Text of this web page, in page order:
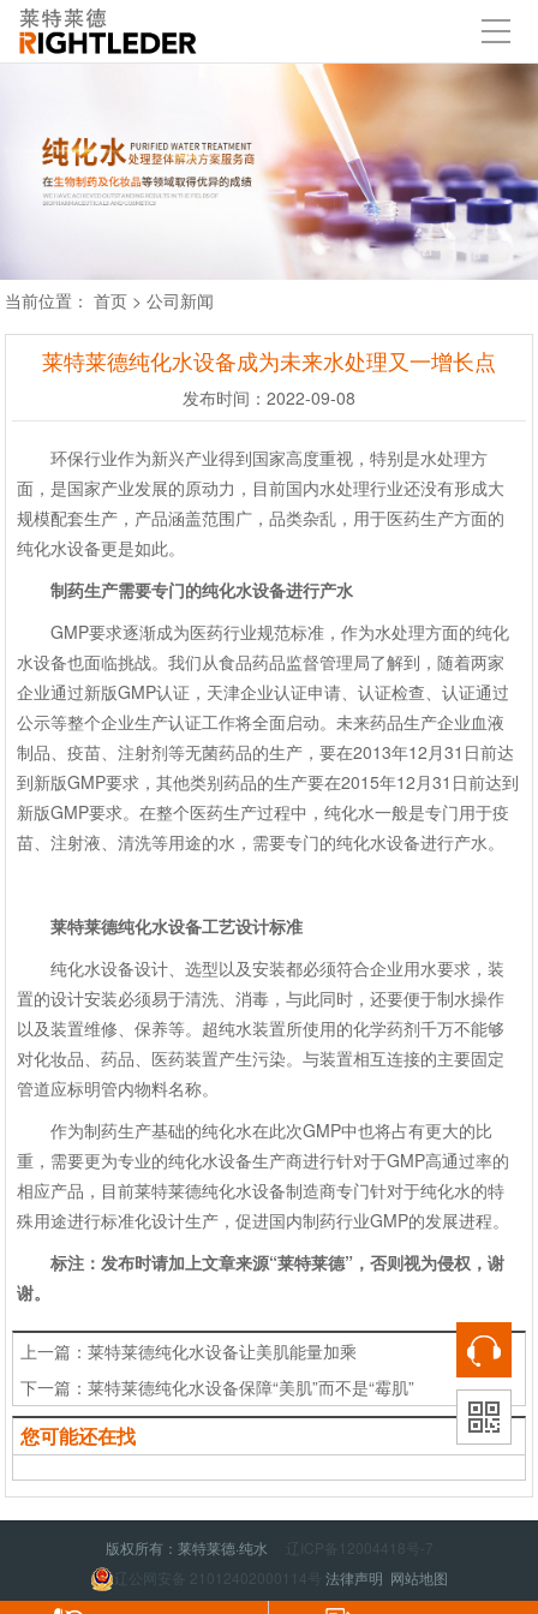
当前位置： 首页 >公司新闻
莱特莱德纯化水设备成为未来水处理又一增长点
发布时间：2022-09-08
环保行业作为新兴产业得到国家高度重视，特别是水处理方
面，是国家产业发展的原动力，目前国内水处理行业还没有形成大
规模配套生产，产品涵盖范围广，品类杂乱，用于医药生产方面的
纯化水设备更是如此。
制药生产需要专门的纯化水设备进行产水
GMP要求逐渐成为医药行业规范标准，作为水处理方面的纯化
水设备也面临挑战。我们从食品药品监督管理局了解到，随着两家
企业通过新版GMP认证，天津企业认证申请、认证检查、认证通过
公示等整个企业生产认证工作将全面启动。未来药品生产企业血液
制品、疫苗、注射剂等无菌药品的生产，要在2013年12月31日前达
到新版GMP要求，其他类别药品的生产要在2015年12月31日前达到
新版GMP要求。在整个医药生产过程中，纯化水一般是专门用于疫
苗、注射液、清洗等用途的水，需要专门的纯化水设备进行产水。
莱特莱德纯化水设备工艺设计标准
纯化水设备设计、选型以及安装都必须符合企业用水要求，装
置的设计安装必须易于清洗、消毒，与此同时，还要便于制水操作
以及装置维修、保养等。超纯水装置所使用的化学药剂千万不能够
对化妆品、药品、医药装置产生污染。与装置相互连接的主要固定
管道应标明管内物料名称。
作为制药生产基础的纯化水在此次GMP中也将占有更大的比
重，需要更为专业的纯化水设备生产商进行针对于GMP高通过率的
相应产品，目前莱特莱德纯化水设备制造商专门针对于纯化水的特
殊用途进行标准化设计生产，促进国内制药行业GMP的发展进程。
标注：发布时请加上文章来源“莱特莱德”，否则视为侵权，谢
谢。
上一篇：莱特莱德纯化水设备让美肌能量加乘
下一篇：莱特莱德纯化水设备保障“美肌”而不是“霉肌”
您可能还在找
版权所有：莱特莱德·纯水
法律声明 网站地图